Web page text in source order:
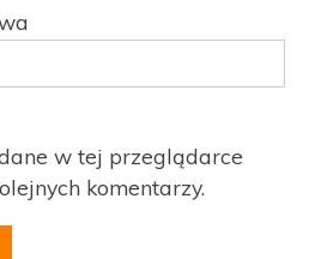
w tej przeglądarce
komentarzy.